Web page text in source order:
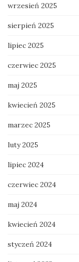
wrzesień 2025
sierpień 2025
lipiec 2025
czerwiec 2025
maj 2025
kwiecień 2025
marzec 2025
luty 2025
lipiec 2024
czerwiec 2024
maj 2024
kwiecień 2024
styczeń 2024